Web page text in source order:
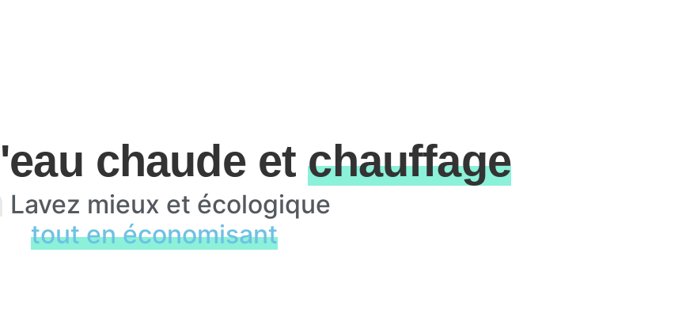
chaude etchauffage
Lavez mieux et écologique
tout en économisant